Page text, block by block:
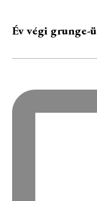
Év végi grunge-